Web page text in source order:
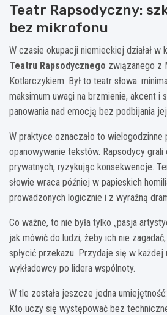
Teatr Rapsodyczny:
bez mikrofonu
W czasie okupacji niemieckiej działał w
Teatru Rapsodycznego związanego z
Kotlarczykiem. Był to teatr słowa:
maksimum uwagi na brzmienie, akcent i
panowania nad emocją bez podbijania
W praktyce oznaczało to
opanowywanie tekstów. Rapsodycy
prywatnych, ryzykując konsekwencje.
słowie wraca później w papieskich
prowadzonych logicznie i z wyraźną
Co ważne, to nie była tylko „pasja
jak mówić do ludzi, żeby ich nie
spłycić przekazu. Przydaje się w każdej
wykładowcy po lidera wspólnoty.
W tle została jeszcze jedna umiejętność:
Kto uczy się występować bez